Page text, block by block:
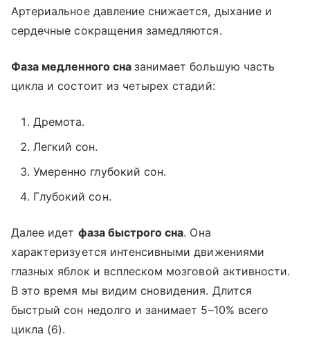
Артериальное давление снижается, дыхание и
сердечные сокращения замедляются.
Фаза медленного сна занимает большую часть
цикла и состоит из четырех стадий:
Дремота.
Легкий сон.
Умеренно глубокий сон.
Глубокий сон.
Далее идет фаза быстрого сна. Она
характеризуется интенсивными движениями
глазных яблок и всплеском мозговой активности.
В это время мы видим сновидения. Длится
быстрый сон недолго и занимает 5–10% всего
цикла (6).